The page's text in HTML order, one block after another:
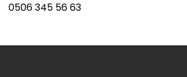
0506 345 56 63